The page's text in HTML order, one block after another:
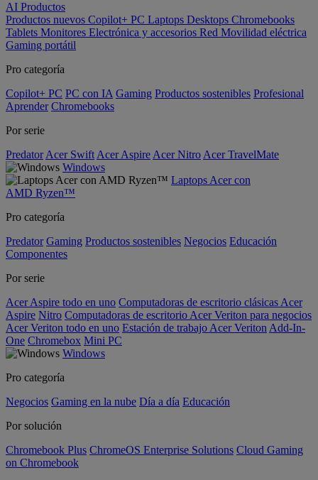
AI Productos
Productos nuevos Copilot+ PC Laptops Desktops Chromebooks
Tablets Monitores Electrónica y accesorios Red Movilidad eléctrica
Gaming portátil
Pro categoría
Copilot+ PC PC con IA Gaming Productos sostenibles Profesional
Aprender Chromebooks
Por serie
Predator Acer Swift Acer Aspire Acer Nitro Acer TravelMate
Windows
Laptops Acer con
AMD Ryzen™
Pro categoría
Predator Gaming Productos sostenibles Negocios Educación
Componentes
Por serie
Acer Aspire todo en uno Computadoras de escritorio clásicas Acer
Aspire Nitro Computadoras de escritorio Acer Veriton para negocios
Acer Veriton todo en uno Estación de trabajo Acer Veriton Add-In-
One Chromebox Mini PC
Windows
Pro categoría
Negocios Gaming en la nube Día a día Educación
Por solución
Chromebook Plus ChromeOS Enterprise Solutions Cloud Gaming
on Chromebook